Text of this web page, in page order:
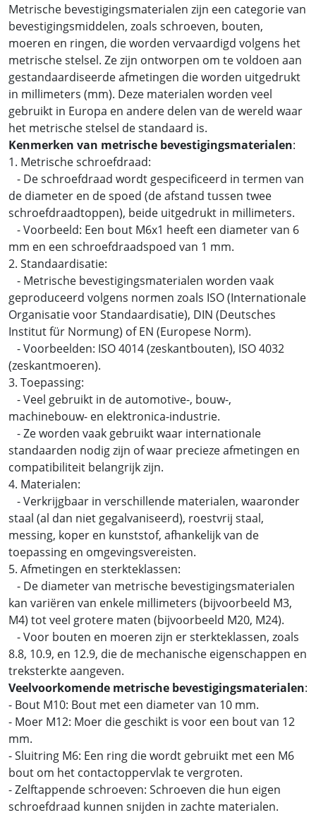
Metrische bevestigingsmaterialen zijn een categorie van
bevestigingsmiddelen, zoals schroeven, bouten,
moeren en ringen, die worden vervaardigd volgens het
metrische stelsel. Ze zijn ontworpen om te voldoen aan
gestandaardiseerde afmetingen die worden uitgedrukt
in millimeters (mm). Deze materialen worden veel
gebruikt in Europa en andere delen van de wereld waar
het metrische stelsel de standaard is.
Kenmerken van metrische bevestigingsmaterialen:
1. Metrische schroefdraad:
- De schroefdraad wordt gespecificeerd in termen van
de diameter en de spoed (de afstand tussen twee
schroefdraadtoppen), beide uitgedrukt in millimeters.
- Voorbeeld: Een bout M6x1 heeft een diameter van 6
mm en een schroefdraadspoed van 1 mm.
2. Standaardisatie:
- Metrische bevestigingsmaterialen worden vaak
geproduceerd volgens normen zoals ISO (Internationale
Organisatie voor Standaardisatie), DIN (Deutsches
Institut für Normung) of EN (Europese Norm).
- Voorbeelden: ISO 4014 (zeskantbouten), ISO 4032
(zeskantmoeren).
3. Toepassing:
- Veel gebruikt in de automotive-, bouw-,
machinebouw- en elektronica-industrie.
- Ze worden vaak gebruikt waar internationale
standaarden nodig zijn of waar precieze afmetingen en
compatibiliteit belangrijk zijn.
4. Materialen:
- Verkrijgbaar in verschillende materialen, waaronder
staal (al dan niet gegalvaniseerd), roestvrij staal,
messing, koper en kunststof, afhankelijk van de
toepassing en omgevingsvereisten.
5. Afmetingen en sterkteklassen:
- De diameter van metrische bevestigingsmaterialen
kan variëren van enkele millimeters (bijvoorbeeld M3,
M4) tot veel grotere maten (bijvoorbeeld M20, M24).
- Voor bouten en moeren zijn er sterkteklassen, zoals
8.8, 10.9, en 12.9, die de mechanische eigenschappen en
treksterkte aangeven.
Veelvoorkomende metrische bevestigingsmaterialen:
- Bout M10: Bout met een diameter van 10 mm.
- Moer M12: Moer die geschikt is voor een bout van 12
mm.
- Sluitring M6: Een ring die wordt gebruikt met een M6
bout om het contactoppervlak te vergroten.
- Zelftappende schroeven: Schroeven die hun eigen
schroefdraad kunnen snijden in zachte materialen.